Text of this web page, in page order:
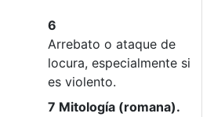
6
Arrebato o ataque de
locura, especialmente si
es violento.
7 Mitología (romana).